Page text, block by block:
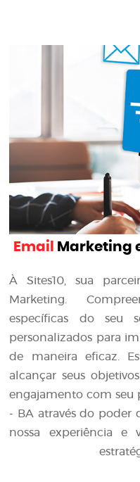
Email Marketing
À Sites10, sua
Marketing.
específicas do seu
personalizados para
de maneira eficaz.
alcançar seus
engajamento com seu
- BA através do poder
nossa experiência e